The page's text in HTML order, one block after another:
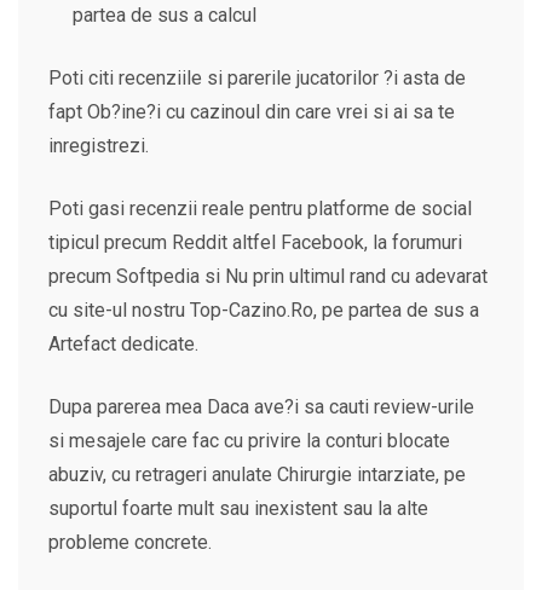
partea de sus a calcul
Poti citi recenziile si parerile jucatorilor ?i asta de
fapt Ob?ine?i cu cazinoul din care vrei si ai sa te
inregistrezi.
Poti gasi recenzii reale pentru platforme de social
tipicul precum Reddit altfel Facebook, la forumuri
precum Softpedia si Nu prin ultimul rand cu adevarat
cu site-ul nostru Top-Cazino.Ro, pe partea de sus a
Artefact dedicate.
Dupa parerea mea Daca ave?i sa cauti review-urile
si mesajele care fac cu privire la conturi blocate
abuziv, cu retrageri anulate Chirurgie intarziate, pe
suportul foarte mult sau inexistent sau la alte
probleme concrete.